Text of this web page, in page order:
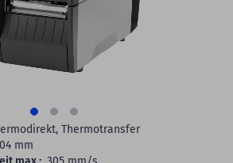
Thermotransfer
mm